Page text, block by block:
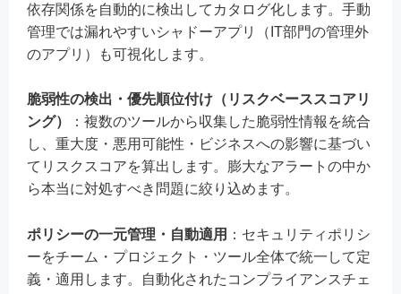
依存関係を自動的に検出してカタログ化します。手動
管理では漏れやすいシャドーアプリ（IT部門の管理外
のアプリ）も可視化します。
脆弱性の検出・優先順位付け（リスクベーススコアリ
ング）
：複数のツールから収集した脆弱性情報を統合
し、重大度・悪用可能性・ビジネスへの影響に基づい
てリスクスコアを算出します。膨大なアラートの中か
ら本当に対処すべき問題に絞り込めます。
ポリシーの一元管理・自動適用 ：セキュリティポリシ
ーをチーム・プロジェクト・ツール全体で統一して定
義・適用します。自動化されたコンプライアンスチェ